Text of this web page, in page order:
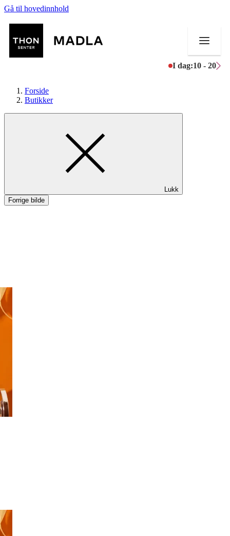
Gå til hovedinnhold
I dag:10 - 20
Mat og drikke
Aktiviteter
Forside
Butikker
Lukk
Forrige bilde